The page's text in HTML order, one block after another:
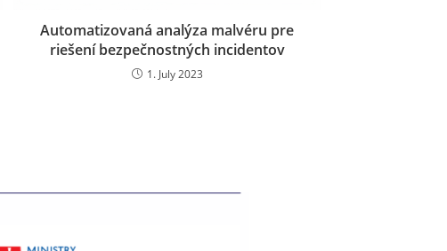
Automatizovaná analýza malvéru pre
riešení bezpečnostných incidentov
1. July 2023